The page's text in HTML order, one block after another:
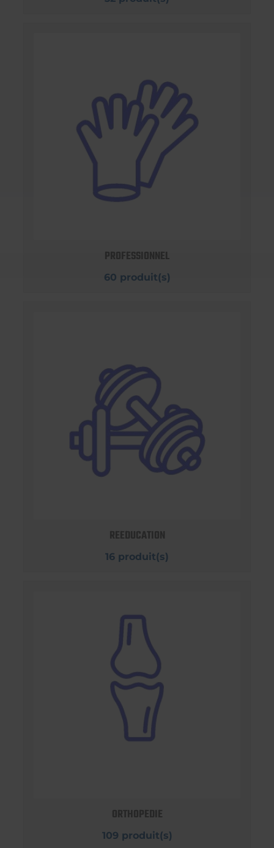
PROFESSIONNEL
60 produit(s)
REEDUCATION
16 produit(s)
ORTHOPEDIE
109 produit(s)